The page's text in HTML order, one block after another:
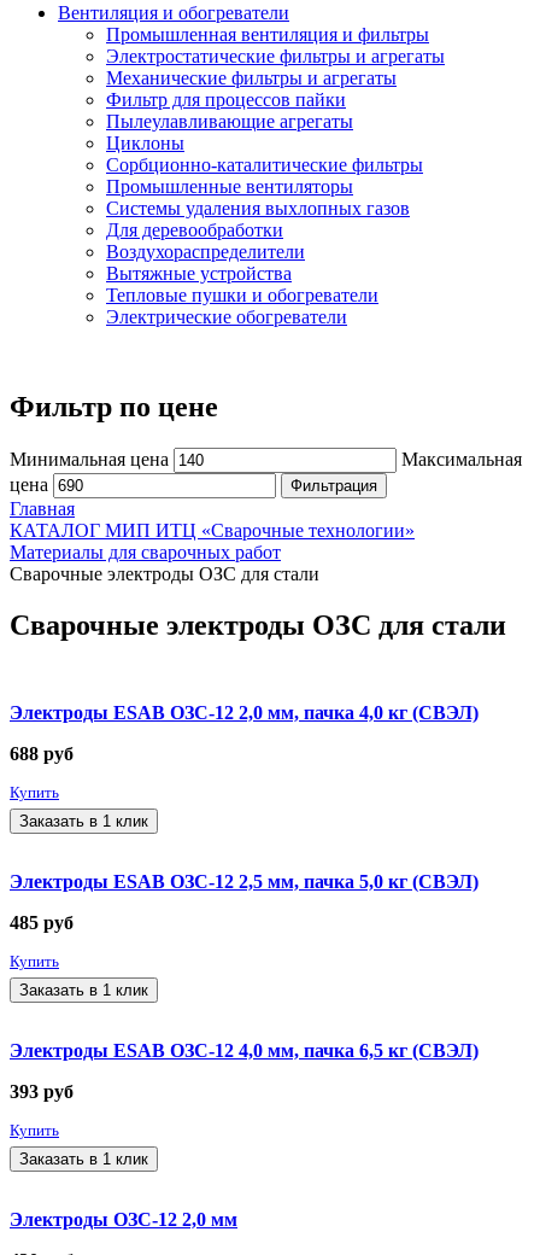
Вентиляция и обогреватели
Промышленная вентиляция и фильтры
Электростатические фильтры и агрегаты
Механические фильтры и агрегаты
Фильтр для процессов пайки
Пылеулавливающие агрегаты
Циклоны
Сорбционно-каталитические фильтры
Промышленные вентиляторы
Системы удаления выхлопных газов
Для деревообработки
Воздухораспределители
Вытяжные устройства
Тепловые пушки и обогреватели
Электрические обогреватели
Фильтр по цене
Минимальная цена
Максимальная
цена
Фильтрация
Главная
КАТАЛОГ МИП ИТЦ «Сварочные технологии»
Материалы для сварочных работ
Сварочные электроды ОЗС для стали
Сварочные электроды ОЗС для стали
Электроды ESAB ОЗС-12 2,0 мм, пачка 4,0 кг (СВЭЛ)
688 руб
Купить
Заказать в 1 клик
Электроды ESAB ОЗС-12 2,5 мм, пачка 5,0 кг (СВЭЛ)
485 руб
Купить
Заказать в 1 клик
Электроды ESAB ОЗС-12 4,0 мм, пачка 6,5 кг (СВЭЛ)
393 руб
Купить
Заказать в 1 клик
Электроды ОЗС-12 2,0 мм